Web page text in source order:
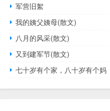
军营旧絮
我的姨父姨母(散文)
八月的风采(散文)
又到建军节(散文)
七十岁有个家，八十岁有个妈